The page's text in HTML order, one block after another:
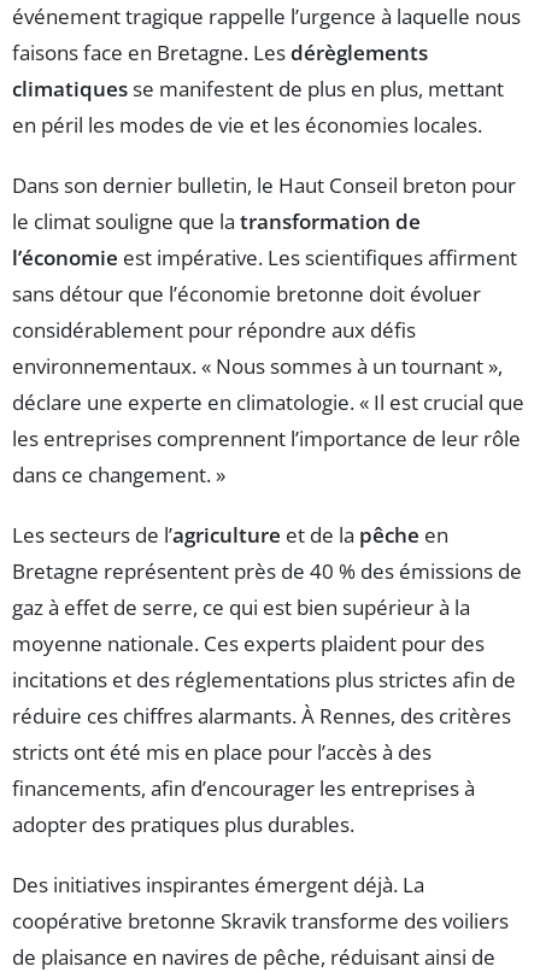
événement tragique rappelle l’urgence à laquelle nous
faisons face en Bretagne. Lesdérèglements
climatiquesse manifestent de plus en plus, mettant
en péril les modes de vie et les économies locales.
Dans son dernier bulletin, le Haut Conseil breton pour
le climat souligne que la transformation de
l’économie est impérative. Les scientifiques affirment
sans détour que l’économie bretonne doit évoluer
considérablement pour répondre aux défis
environnementaux. « Nous sommes à un tournant »,
déclare une experte en climatologie. « Il est crucial que
les entreprises comprennent l’importance de leur rôle
dans ce changement. »
Les secteurs de l’agriculture et de la pêche en
Bretagne représentent près de 40 % des émissions de
gaz à effet de serre, ce qui est bien supérieur à la
moyenne nationale. Ces experts plaident pour des
incitations et des réglementations plus strictes afin de
réduire ces chiffres alarmants. À Rennes, des critères
stricts ont été mis en place pour l’accès à des
financements, afin d’encourager les entreprises à
adopter des pratiques plus durables.
Des initiatives inspirantes émergent déjà. La
coopérative bretonne Skravik transforme des voiliers
de plaisance en navires de pêche, réduisant ainsi de